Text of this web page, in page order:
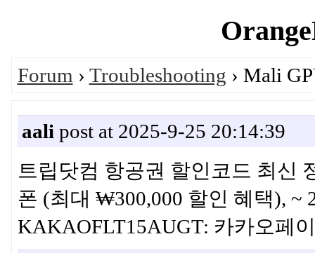
Forum › Troubleshooting › Mali
aali post at 2025-9-25 20:14:39
트립닷컴 항공권 할인코드 최신
폰 (최대 ₩300,000 할인 혜택), ~
KAKAOFLT15AUGT: 카카오